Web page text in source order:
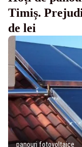
Timiș.
de lei
panouri fotovoltaice